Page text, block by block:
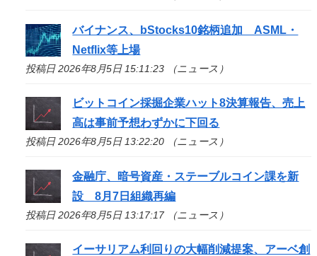
バイナンス、bStocks10銘柄追加 ASML・
Netflix等上場
投稿日 2026年8月5日 15:11:23 （ニュース）
ビットコイン採掘企業ハット8決算報告、売上
高は事前予想わずかに下回る
投稿日 2026年8月5日 13:22:20 （ニュース）
金融庁、暗号資産・ステーブルコイン課を新
設 8月7日組織再編
投稿日 2026年8月5日 13:17:17 （ニュース）
イーサリアム利回りの大幅削減提案、アーベ創